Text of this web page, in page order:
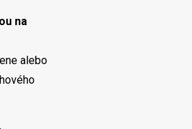
na
alebo